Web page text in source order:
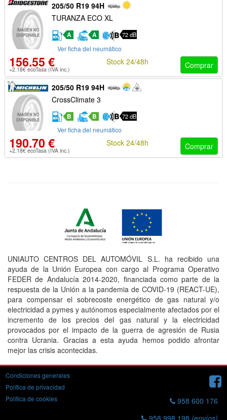
205/50 R19 94H
TURANZA ECO XL
A A 72 dB
Ver ficha del neumático
156.55 €
+2.18€ ecoTasa (IVA inc.) Comprar
Stock 24/48h
205/50 R19 94H
CrossClimate 3
B B 72 dB
Ver ficha del neumático
190.70 €
+2.18€ ecoTasa (IVA inc.) Comprar
Stock 24/48h
UNIAUTO CENTROS DEL AUTOMÓVIL S.L. ha recibido una
ayuda de la Unión Europea con cargo al Programa Operativo
FEDER de Andalucía 2014-2020, financiada como parte de la
respuesta de la Unión a la pandemia de COVID-19 (REACT-UE),
para compensar el sobrecoste energético de gas natural y/o
electricidad a pymes y autónomos especialmente afectados por el
incremento de los precios del gas natural y la electricidad
provocados por el impacto de la guerra de agresión de Rusia
contra Ucrania. Gracias a esta ayuda hemos podido afrontar
mejor las crisis acontecidas.
Condiciones generales
Política de privacidad
Política de cookies
958 600 176